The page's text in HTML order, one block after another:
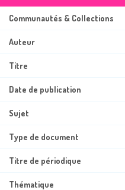
Communautés & Collections
Auteur
Titre
Date de publication
Sujet
Type de document
Titre de périodique
Thématique